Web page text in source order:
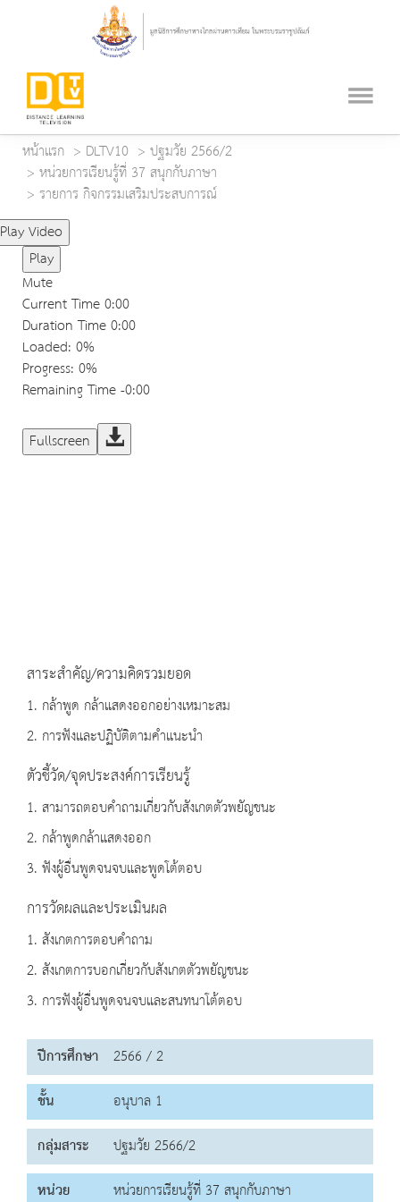
หน้าแรก DLTV10
ปฐมวัย 2566/2
หน่วยการเรียนรู้ที่ 37 สนุกกับภาษา
รายการ กิจกรรมเสริมประสบการณ์
Play Video
Play
Mute
Current Time0:00
Duration Time0:00
Loaded: 0%
Progress: 0%
Remaining Time-0:00
Fullscreen
สาระสำคัญ/ความคิดรวมยอด
1. กล้าพูด กล้าแสดงออกอย่างเหมาะสม
2. การฟังและปฏิบัติตามคำแนะนำ
ตัวชี้วัด/จุดประสงค์การเรียนรู้
1. สามารถตอบคำถามเกี่ยวกับสังเกตตัวพยัญชนะ
2. กล้าพูดกล้าแสดงออก
3. ฟังผู้อื่นพูดจนจบและพูดโต้ตอบ
การวัดผลและประเมินผล
1. สังเกตการตอบคำถาม
2. สังเกตการบอกเกี่ยวกับสังเกตตัวพยัญชนะ
3. การฟังผู้อื่นพูดจนจบและสนทนาโต้ตอบ
ปีการศึกษา 2566 / 2
ชั้น
อนุบาล 1
กลุ่มสาระ
ปฐมวัย 2566/2
หน่วย
หน่วยการเรียนรู้ที่ 37 สนุกกับภาษา